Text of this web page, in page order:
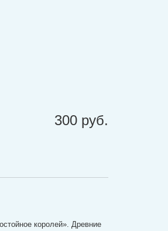
300 руб.
королей». Древние